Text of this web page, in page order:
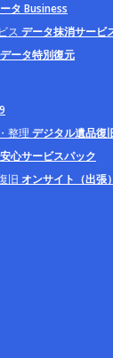
タ Business
ス データ抹消サービ
ータ特別復元
整理デジタル遺品復
心サービスパック
旧 オンサイト（出張